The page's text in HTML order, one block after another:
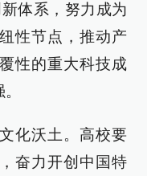
体系，努力成为
性节点，推动产
性的重大科技成
化沃土。高校要
奋力开创中国特